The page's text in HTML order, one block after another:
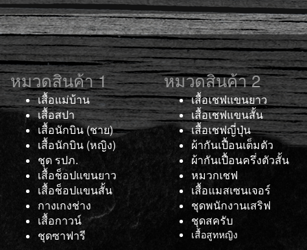
หมวดสินค้า 1
เสื้อแม่บ้าน
เสื้อสปา
เสื้อนักบิน (ชาย)
เสื้อนักบิน (หญิง)
ชุด รปภ.
เสื้อช็อปแขนยาว
เสื้อช็อปแขนสั้น
กางเกงช่าง
เสื้อกาวน์
ชุดซาฟารี
หมวดสินค้า 2
เสื้อเชฟแขนยาว
เสื้อเชฟแขนสั้น
เสื้อเชฟญี่ปุ่น
ผ้ากันเปื้อนเต็มตัว
ผ้ากันเปื้อนครึ่งตัวสั้น
หมวกเชฟ
เสื้อแมสเซนเจอร์
ชุดพนักงานเสริฟ
ชุดสครับ
เสื้อสูทหญิง